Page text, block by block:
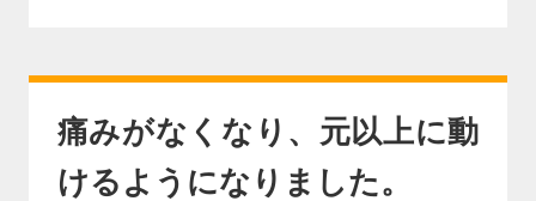
痛みがなくなり、元以上に動
けるようになりました。